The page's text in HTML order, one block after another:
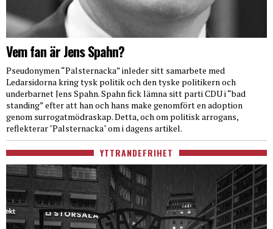
Vem fan är Jens Spahn?
Pseudonymen “Palsternacka” inleder sitt samarbete med
Ledarsidorna kring tysk politik och den tyske politikern och
underbarnet Jens Spahn. Spahn fick lämna sitt parti CDU i “bad
standing” efter att han och hans make genomfört en adoption
genom surrogatmödraskap. Detta, och om politisk arrogans,
reflekterar "Palsternacka" om i dagens artikel.
YTTRANDEFRIHET